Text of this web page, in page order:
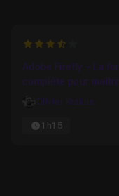
3.5
Adobe Firefly – La
complète pour
créative d’Adobe
Olivier Krakus
1h15